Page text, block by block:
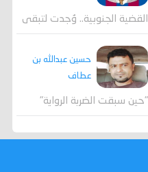
القضية الجنوبية.. وُجدت لتبقى
حسين عبدالله بن
عطاف
"حين سبقت الضربة الرواية"